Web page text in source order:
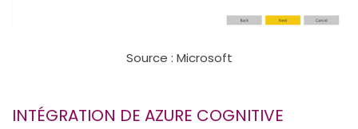
Source : Microsoft
INTÉGRATION DE AZURE COGNITIVE